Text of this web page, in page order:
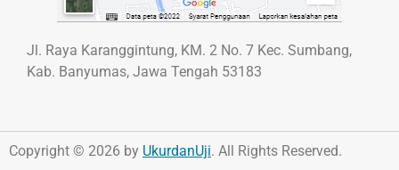
Jl. Raya Karanggintung, KM. 2 No. 7 Kec. Sumbang,
Kab. Banyumas, Jawa Tengah 53183
Copyright © 2026 by UkurdanUji. All Rights Reserved.